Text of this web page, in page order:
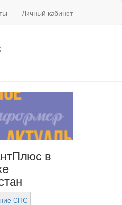
Личный кабинет
в
СПС